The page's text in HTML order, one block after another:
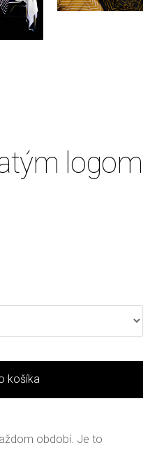
logom
košíka
období. Je to